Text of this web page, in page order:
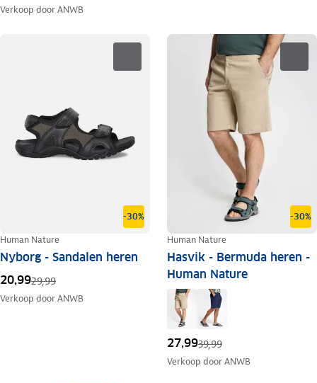
Verkoop doorANWB
-30%
Human Nature
Nyborg - Sandalen heren
20,9929,99
Verkoop doorANWB
-30%
Human Nature
Hasvik - Bermuda heren -
Human Nature
27,9939,99
Verkoop doorANWB